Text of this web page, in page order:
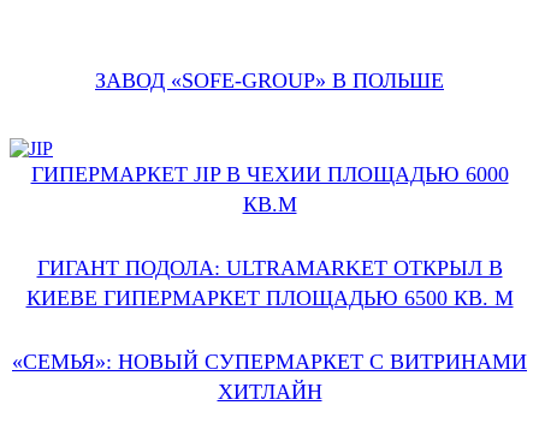
ЗАВОД «SOFE-GROUP» В ПОЛЬШЕ
ГИПЕРМАРКЕТ JIP В ЧЕХИИ ПЛОЩАДЬЮ 6000
КВ.М
ГИГАНТ ПОДОЛА: ULTRAMARKET ОТКРЫЛ В
КИЕВЕ ГИПЕРМАРКЕТ ПЛОЩАДЬЮ 6500 КВ. М
«СЕМЬЯ»: НОВЫЙ СУПЕРМАРКЕТ С ВИТРИНАМИ
ХИТЛАЙН